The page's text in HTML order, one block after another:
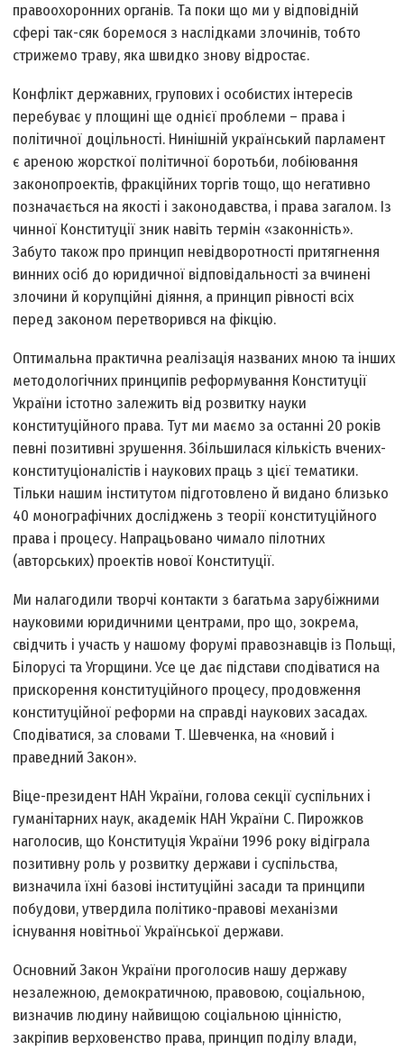
правоохоронних органів. Та поки що ми у відповідній
сфері так-сяк боремося з наслідками злочинів, тобто
стрижемо траву, яка швидко знову відростає.
Конфлікт державних, групових і особистих інтересів
перебуває у площині ще однієї проблеми – права і
політичної доцільності. Нинішній український парламент
є ареною жорсткої політичної боротьби, лобіювання
законопроектів, фракційних торгів тощо, що негативно
позначається на якості і законодавства, і права загалом. Із
чинної Конституції зник навіть термін «законність».
Забуто також про принцип невідворотності притягнення
винних осіб до юридичної відповідальності за вчинені
злочини й корупційні діяння, а принцип рівності всіх
перед законом перетворився на фікцію.
Оптимальна практична реалізація названих мною та інших
методологічних принципів реформування Конституції
України істотно залежить від розвитку науки
конституційного права. Тут ми маємо за останні 20 років
певні позитивні зрушення. Збільшилася кількість вчених-
конституціоналістів і наукових праць з цієї тематики.
Тільки нашим інститутом підготовлено й видано близько
40 монографічних досліджень з теорії конституційного
права і процесу. Напрацьовано чимало пілотних
(авторських) проектів нової Конституції.
Ми налагодили творчі контакти з багатьма зарубіжними
науковими юридичними центрами, про що, зокрема,
свідчить і участь у нашому форумі правознавців із Польщі,
Білорусі та Угорщини. Усе це дає підстави сподіватися на
прискорення конституційного процесу, продовження
конституційної реформи на справді наукових засадах.
Сподіватися, за словами Т. Шевченка, на «новий і
праведний Закон».
Віце-президент НАН України, голова секції суспільних і
гуманітарних наук, академік НАН України С. Пирожков
наголосив, що Конституція України 1996 року відіграла
позитивну роль у розвитку держави і суспільства,
визначила їхні базові інституційні засади та принципи
побудови, утвердила політико-правові механізми
існування новітньої Української держави.
Основний Закон України проголосив нашу державу
незалежною, демократичною, правовою, соціальною,
визначив людину найвищою соціальною цінністю,
закріпив верховенство права, принцип поділу влади,